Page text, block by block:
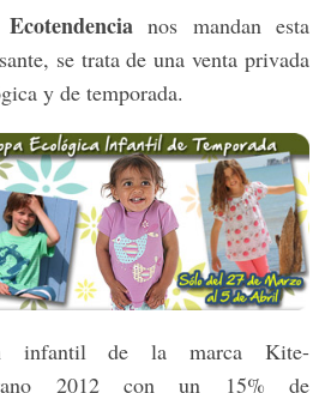
Ecotendencianos mandan esta
se trata de una venta privada
y de temporada.
infantil de la marca Kite-
2012 con un 15% de